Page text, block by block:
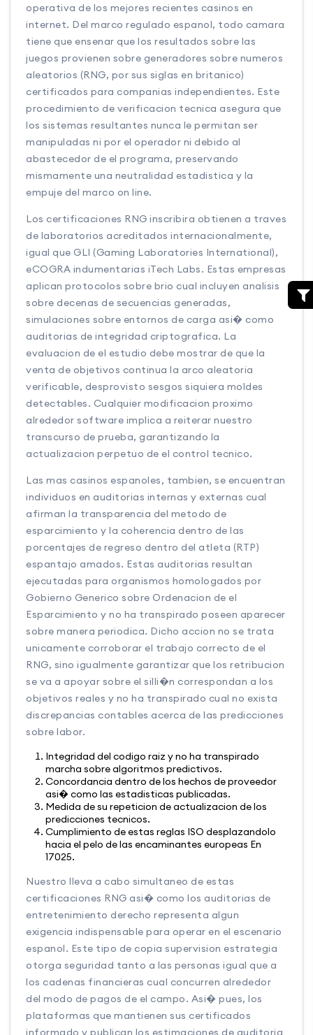
operativa de los mejores recientes casinos en
internet. Del marco regulado espanol, todo camara
tiene que ensenar que los resultados sobre las
juegos provienen sobre generadores sobre numeros
aleatorios (RNG, por sus siglas en britanico)
certificados para companias independientes. Este
procedimiento de verificacion tecnica asegura que
los sistemas resultantes nunca le permitan ser
manipuladas ni por el operador ni debido al
abastecedor de el programa, preservando
mismamente una neutralidad estadistica y la
empuje del marco on line.
Los certificaciones RNG inscribira obtienen a traves
de laboratorios acreditados internacionalmente,
igual que GLI (Gaming Laboratories International),
eCOGRA indumentarias iTech Labs. Estas empresas
aplican protocolos sobre brio cual incluyen analisis
sobre decenas de secuencias generadas,
simulaciones sobre entornos de carga asi� como
auditorias de integridad criptografica. La
evaluacion de el estudio debe mostrar de que la
venta de objetivos continua la arco aleatoria
verificable, desprovisto sesgos siquiera moldes
detectables. Cualquier modificacion proximo
alrededor software implica a reiterar nuestro
transcurso de prueba, garantizando la
actualizacion perpetuo de el control tecnico.
Las mas casinos espanoles, tambien, se encuentran
individuos en auditorias internas y externas cual
afirman la transparencia del metodo de
esparcimiento y la coherencia dentro de las
porcentajes de regreso dentro del atleta (RTP)
espantajo amados. Estas auditorias resultan
ejecutadas para organismos homologados por
Gobierno Generico sobre Ordenacion de el
Esparcimiento y no ha transpirado poseen aparecer
sobre manera periodica. Dicho accion no se trata
unicamente corroborar el trabajo correcto de el
RNG, sino igualmente garantizar que los retribucion
se va a apoyar sobre el silli�n correspondan a los
objetivos reales y no ha transpirado cual no exista
discrepancias contables acerca de las predicciones
sobre labor.
Integridad del codigo raiz y no ha transpirado
marcha sobre algoritmos predictivos.
Concordancia dentro de los hechos de proveedor
asi� como las estadisticas publicadas.
Medida de su repeticion de actualizacion de los
predicciones tecnicos.
Cumplimiento de estas reglas ISO desplazandolo
hacia el pelo de las encaminantes europeas En
17025.
Nuestro lleva a cabo simultaneo de estas
certificaciones RNG asi� como los auditorias de
entretenimiento derecho representa algun
exigencia indispensable para operar en el escenario
espanol. Este tipo de copia supervision estrategia
otorga seguridad tanto a las personas igual que a
los cadenas financieras cual concurren alrededor
del modo de pagos de el campo. Asi� pues, los
plataformas que mantienen sus certificados
informado y publican los estimaciones de auditoria